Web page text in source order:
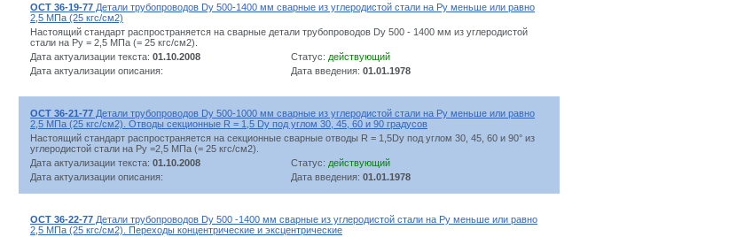
ОСТ 36-19-77 Детали трубопроводов Dу 500-1400 мм сварные из углеродистой стали на Ру меньше или равно
2,5 МПа (25 кгс/см2)
Настоящий стандарт распространяется на сварные детали трубопроводов Dу 500 - 1400 мм из углеродистой
стали на Pу = 2,5 МПа (= 25 кгс/см2).
Дата актуализации текста: 01.10.2008 Статус: действующий
Дата актуализации описания:
Дата введения: 01.01.1978
ОСТ 36-21-77 Детали трубопроводов Dу 500-1000 мм сварные из углеродистой стали на Ру меньше или равно
2,5 МПа (25 кгс/см2). Отводы секционные R = 1,5 Dу под углом 30, 45, 60 и 90 градусов
Настоящий стандарт распространяется на секционные сварные отводы R = 1,5Dу под углом 30, 45, 60 и 90° из
углеродистой стали на Ру =2,5 МПа (= 25 кгс/см2).
Дата актуализации текста: 01.10.2008 Статус: действующий
Дата актуализации описания:
Дата введения: 01.01.1978
ОСТ 36-22-77 Детали трубопроводов Dу 500 -1400 мм сварные из углеродистой стали на Ру меньше или равно
2,5 МПа (25 кгс/см2). Переходы концентрические и эксцентрические